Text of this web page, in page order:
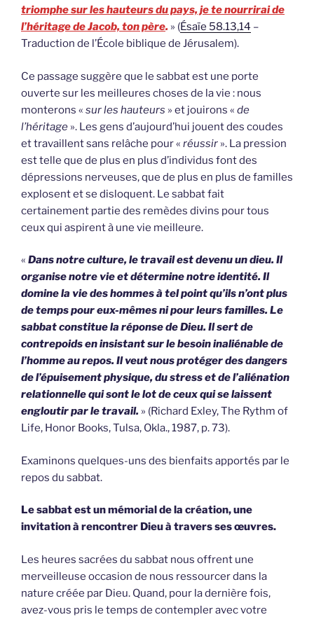
triomphe sur les hauteurs du pays, je te nourrirai de
l’héritage de Jacob, ton père. » (Ésaïe 58.13,14 –
Traduction de l’École biblique de Jérusalem).
Ce passage suggère que le sabbat est une porte
ouverte sur les meilleures choses de la vie : nous
monterons « sur les hauteurs » et jouirons « de
l’héritage ». Les gens d’aujourd’hui jouent des coudes
et travaillent sans relâche pour « réussir ». La pression
est telle que de plus en plus d’individus font des
dépressions nerveuses, que de plus en plus de familles
explosent et se disloquent. Le sabbat fait
certainement partie des remèdes divins pour tous
ceux qui aspirent à une vie meilleure.
« Dans notre culture, le travail est devenu un dieu. Il
organise notre vie et détermine notre identité. Il
domine la vie des hommes à tel point qu’ils n’ont plus
de temps pour eux-mêmes ni pour leurs familles. Le
sabbat constitue la réponse de Dieu. Il sert de
contrepoids en insistant sur le besoin inaliénable de
l’homme au repos. Il veut nous protéger des dangers
de l’épuisement physique, du stress et de l’aliénation
relationnelle qui sont le lot de ceux qui se laissent
engloutir par le travail. » (Richard Exley, The Rythm of
Life, Honor Books, Tulsa, Okla., 1987, p. 73).
Examinons quelques-uns des bienfaits apportés par le
repos du sabbat.
Le sabbat est un mémorial de la création, une
invitation à rencontrer Dieu à travers ses œuvres.
Les heures sacrées du sabbat nous offrent une
merveilleuse occasion de nous ressourcer dans la
nature créée par Dieu. Quand, pour la dernière fois,
avez-vous pris le temps de contempler avec votre